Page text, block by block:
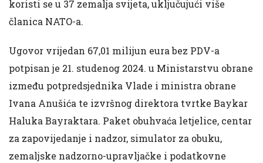
koristi se u 37 zemalja svijeta, uključujući više
članica NATO-a.
Ugovor vrijedan 67,01 milijun eura bez PDV-a
potpisan je 21. studenog 2024. u Ministarstvu obrane
između potpredsjednika Vlade i ministra obrane
Ivana Anušića te izvršnog direktora tvrtke Baykar
Haluka Bayraktara. Paket obuhvaća letjelice, centar
za zapovijedanje i nadzor, simulator za obuku,
zemaljske nadzorno-upravljačke i podatkovne